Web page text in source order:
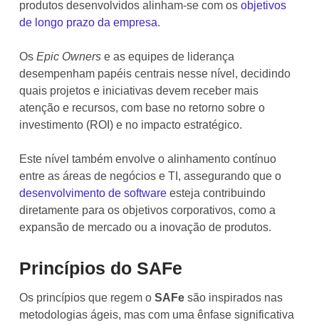
produtos desenvolvidos alinham-se com os objetivos
de longo prazo da empresa.
Os Epic Owners e as equipes de liderança
desempenham papéis centrais nesse nível, decidindo
quais projetos e iniciativas devem receber mais
atenção e recursos, com base no retorno sobre o
investimento (ROI) e no impacto estratégico.
Este nível também envolve o alinhamento contínuo
entre as áreas de negócios e TI, assegurando que o
desenvolvimento de software esteja contribuindo
diretamente para os objetivos corporativos, como a
expansão de mercado ou a inovação de produtos.
Princípios do SAFe
Os princípios que regem o SAFe são inspirados nas
metodologias ágeis, mas com uma ênfase significativa